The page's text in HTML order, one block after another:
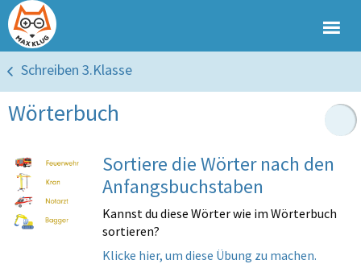
Schreiben 3.Klasse
Wörterbuch
Sortiere die Wörter nach den
Anfangsbuchstaben
Kannst du diese Wörter wie im Wörterbuch
sortieren?
Klicke hier, um diese Übung zu machen.